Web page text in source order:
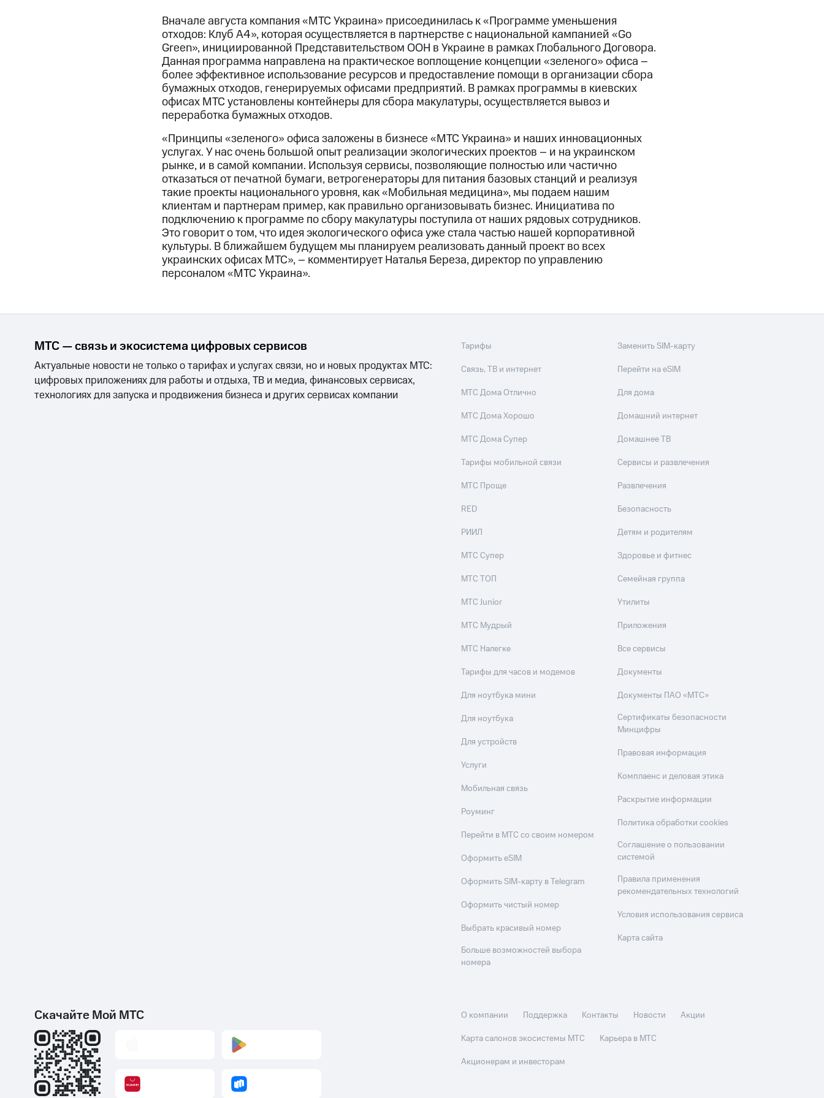
Вначале августа компания «МТС Украина» присоединилась к «Программе уменьшения
отходов: Клуб А4», которая осуществляется в партнерстве с национальной кампанией «Go
Green», инициированной Представительством ООН в Украине в рамках Глобального Договора.
Данная программа направлена на практическое воплощение концепции «зеленого» офиса –
более эффективное использование ресурсов и предоставление помощи в организации сбора
бумажных отходов, генерируемых офисами предприятий. В рамках программы в киевских
офисах МТС установлены контейнеры для сбора макулатуры, осуществляется вывоз и
переработка бумажных отходов.
«Принципы «зеленого» офиса заложены в бизнесе «МТС Украина» и наших инновационных
услугах. У нас очень большой опыт реализации экологических проектов – и на украинском
рынке, и в самой компании. Используя сервисы, позволяющие полностью или частично
отказаться от печатной бумаги, ветрогенераторы для питания базовых станций и реализуя
такие проекты национального уровня, как «Мобильная медицина», мы подаем нашим
клиентам и партнерам пример, как правильно организовывать бизнес. Инициатива по
подключению к программе по сбору макулатуры поступила от наших рядовых сотрудников.
Это говорит о том, что идея экологического офиса уже стала частью нашей корпоративной
культуры. В ближайшем будущем мы планируем реализовать данный проект во всех
украинских офисах МТС», – комментирует Наталья Береза, директор по управлению
персоналом «МТС Украина».
МТС — связь и экосистема цифровых сервисов
Актуальные новости не только о тарифах и услугах связи, но и новых продуктах МТС:
цифровых приложениях для работы и отдыха, ТВ и медиа, финансовых сервисах,
технологиях для запуска и продвижения бизнеса и других сервисах компании
Тарифы
Связь, ТВ и интернет
МТС Дома Отлично
МТС Дома Хорошо
МТС Дома Супер
Тарифы мобильной связи
МТС Проще
RED
РИИЛ
МТС Супер
МТС ТОП
МТС Junior
МТС Мудрый
МТС Налегке
Тарифы для часов и модемов
Для ноутбука мини
Для ноутбука
Для устройств
Услуги
Мобильная связь
Роуминг
Перейти в МТС со своим номером
Оформить eSIM
Оформить SIM-карту в Telegram
Оформить чистый номер
Выбрать красивый номер
Больше возможностей выбора
номера
Заменить SIM-карту
Перейти на eSIM
Для дома
Домашний интернет
Домашнее ТВ
Сервисы и развлечения
Развлечения
Безопасность
Детям и родителям
Здоровье и фитнес
Семейная группа
Утилиты
Приложения
Все сервисы
Документы
Документы ПАО «МТС»
Сертификаты безопасности
Минцифры
Правовая информация
Комплаенс и деловая этика
Раскрытие информации
Политика обработки cookies
Соглашение о пользовании
системой
Правила применения
рекомендательных технологий
Условия использования сервиса
Карта сайта
Скачайте Мой МТС О компании Поддержка Контакты Новости
Акции
Карта салонов экосистемы МТС
Карьера в МТС
Акционерам и инвесторам